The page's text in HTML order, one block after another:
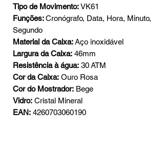
Tipo de Movimento:VK61
Funções:Cronógrafo, Data, Hora, Minuto,
Segundo
Material da Caixa:Aço inoxidável
Largura da Caixa: 46mm
Resistência à água: 30 ATM
Cor da Caixa: Ouro Rosa
Cor do Mostrador: Bege
Vidro: Cristal Mineral
EAN: 4260703060190